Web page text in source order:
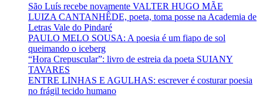
São Luís recebe novamente VALTER HUGO MÃE
LUIZA CANTANHÊDE, poeta, toma posse na Academia de
Letras Vale do Pindaré
PAULO MELO SOUSA: A poesia é um fiapo de sol
queimando o iceberg
“Hora Crepuscular”: livro de estreia da poeta SUIANY
TAVARES
ENTRE LINHAS E AGULHAS: escrever é costurar poesia
no frágil tecido humano